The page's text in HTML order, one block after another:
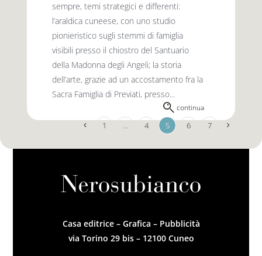
sempre, temi strategici e differenti:
l’araldica cuneese, con uno studio
pionieristico sugli stemmi di famiglia
visibili presso il chiostro del Santuario
della Madonna degli Angeli; la storia
dell’arte, grazie ad un accostamento fra la
Sacra Famiglia di Previati, presso...
continua
1 … 4 5 6 7
Casa editrice – Grafica – Pubblicità
via Torino 29 bis – 12100 Cuneo